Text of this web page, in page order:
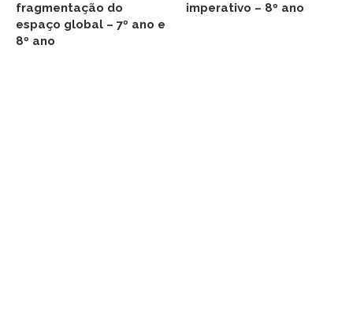
fragmentação do
espaço global – 7º ano e
8º ano
imperativo – 8º ano